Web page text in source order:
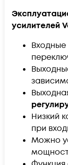
усилителей
Входные
Низкий
при
Можно